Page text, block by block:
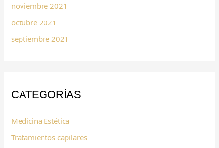
noviembre 2021
octubre 2021
septiembre 2021
CATEGORÍAS
Medicina Estética
Tratamientos capilares